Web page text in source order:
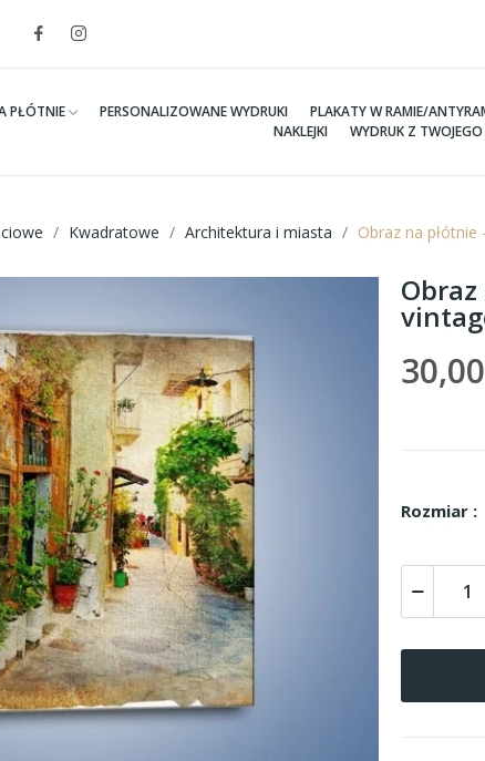
PŁÓTNIE PERSONALIZOWANE WYDRUKI PLAKATY W RAMIE/
NAKLEJKI
WYDRUK Z
Kwadratowe Architektura i miasta Obraz na
Rozmiar :